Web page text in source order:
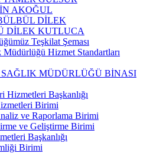
AKOĞUL
DİLEK
DİLEK KUTLUCA
Teşkilat Şeması
Müdürlüğü Hizmet Standartları
MÜDÜRLÜĞÜ BİNASI
Hizmetleri Başkanlığı
Birimi
ve Raporlama Birimi
ve Geliştirme Birimi
Başkanlığı
Birimi